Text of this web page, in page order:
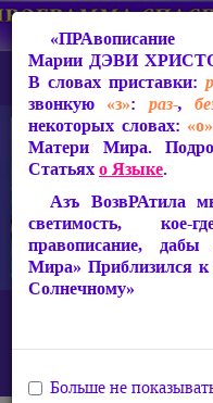
Статьи Марии
Ответы на вопросы, 2010-
Виктория
Ответы. Часть 21 (Видео)
Марии ДЭВИ
В словах приставки:
звонкую «з»: раз-,
некоторых словах: «о»
Матери Мира.
Статьяхо Языке.
Азъ ВозвРАтила
светимость, кое-
правописание,
Мира» Приблизился
Солнечному»
Больше не